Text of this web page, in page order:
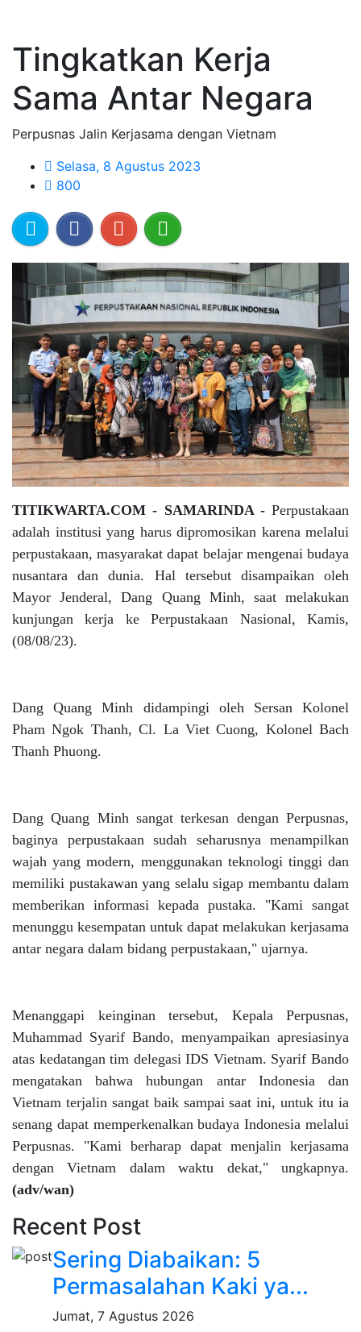
Tingkatkan Kerja
Sama Antar Negara
Perpusnas Jalin Kerjasama dengan Vietnam
Selasa, 8 Agustus 2023
800
TITIKWARTA.COM - SAMARINDA -Perpustakaan
adalah institusi yang harus dipromosikan karena melalui
perpustakaan, masyarakat dapat belajar mengenai budaya
nusantara dan dunia. Hal tersebut disampaikan oleh
Mayor Jenderal, Dang Quang Minh, saat melakukan
kunjungan kerja ke Perpustakaan Nasional, Kamis,
(08/08/23).
Dang Quang Minh didampingi oleh Sersan Kolonel
Pham Ngok Thanh, Cl. La Viet Cuong, Kolonel Bach
Thanh Phuong.
Dang Quang Minh sangat terkesan dengan Perpusnas,
baginya perpustakaan sudah seharusnya menampilkan
wajah yang modern, menggunakan teknologi tinggi dan
memiliki pustakawan yang selalu sigap membantu dalam
memberikan informasi kepada pustaka. "Kami sangat
menunggu kesempatan untuk dapat melakukan kerjasama
antar negara dalam bidang perpustakaan," ujarnya.
Menanggapi keinginan tersebut, Kepala Perpusnas,
Muhammad Syarif Bando, menyampaikan apresiasinya
atas kedatangan tim delegasi IDS Vietnam. Syarif Bando
mengatakan bahwa hubungan antar Indonesia dan
Vietnam terjalin sangat baik sampai saat ini, untuk itu ia
senang dapat memperkenalkan budaya Indonesia melalui
Perpusnas. "Kami berharap dapat menjalin kerjasama
dengan Vietnam dalam waktu dekat," ungkapnya.
(adv/wan)
Recent Post
Sering Diabaikan: 5
Permasalahan Kaki ya...
Jumat, 7 Agustus 2026